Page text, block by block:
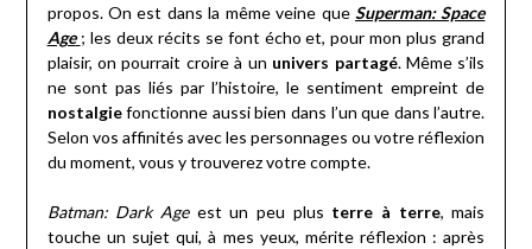
propos. On est dans la même veine queSuperman: Space
Age ; les deux récits se font écho et, pour mon plus grand
plaisir, on pourrait croire à un univers partagé. Même s’ils
ne sont pas liés par l’histoire, le sentiment empreint de
nostalgiefonctionne aussi bien dans l’un que dans l’autre.
Selon vos affinités avec les personnages ou votre réflexion
du moment, vous y trouverez votre compte.
Batman: Dark Ageest un peu plus terre à terre, mais
touche un sujet qui, à mes yeux, mérite réflexion : après